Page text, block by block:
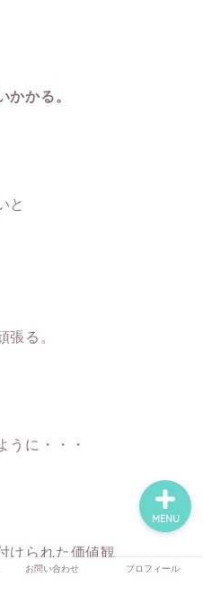
かかる。
と
張る。
うに・・・
けられた価値観
お問い合わせ プロフィール
MENU